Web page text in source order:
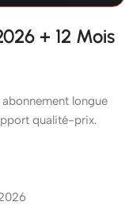
+ 12 Mois
longue
qualité-prix.